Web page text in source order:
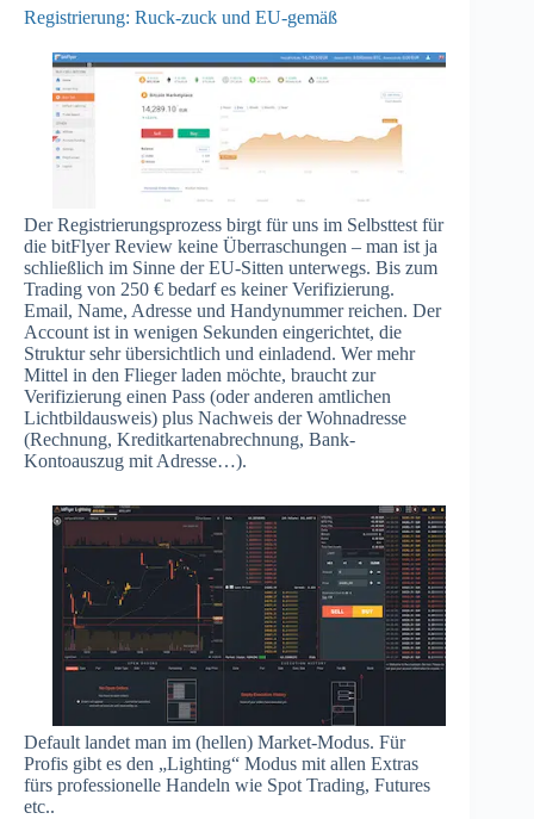
Registrierung: Ruck-zuck und EU-gemäß
Der Registrierungsprozess birgt für uns im Selbsttest für
die bitFlyer Review keine Überraschungen – man ist ja
schließlich im Sinne der EU-Sitten unterwegs. Bis zum
Trading von 250 € bedarf es keiner Verifizierung.
Email, Name, Adresse und Handynummer reichen. Der
Account ist in wenigen Sekunden eingerichtet, die
Struktur sehr übersichtlich und einladend. Wer mehr
Mittel in den Flieger laden möchte, braucht zur
Verifizierung einen Pass (oder anderen amtlichen
Lichtbildausweis) plus Nachweis der Wohnadresse
(Rechnung, Kreditkartenabrechnung, Bank-
Kontoauszug mit Adresse…).
Default landet man im (hellen) Market-Modus. Für
Profis gibt es den „Lighting“ Modus mit allen Extras
fürs professionelle Handeln wie Spot Trading, Futures
etc..